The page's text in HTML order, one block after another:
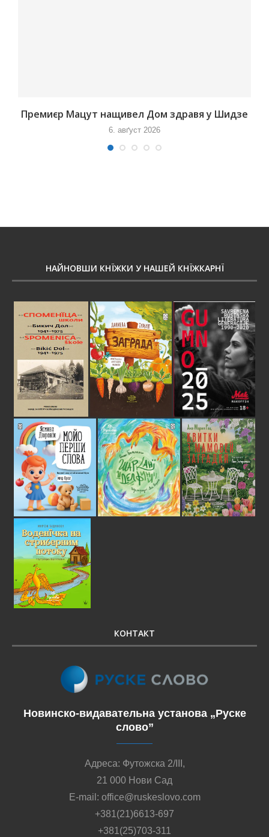
Премиєр Мацут нащивел Дом здравя у Шидзе
6. авґуст 2026
НАЙНОВШИ КНЇЖКИ У НАШЕЙ КНЇЖКАРНЇ
КОНТАКТ
Новинско-видавательна установа „Руске
слово”
Адреса: Футожска 2/III,
21 000 Нови Сад
E-mail: office@ruskeslovo.com
+381(21)6613-697
+381(25)703-311